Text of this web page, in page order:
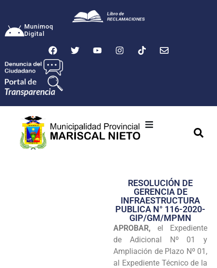
Munimoq
Digital
Transparencia
Seguridad
Programas
Intranet
RESOLUCIÓN DE
GERENCIA DE
INFRAESTRUCTURA
PUBLICA N° 116-2020-
GIP/GM/MPMN
APROBAR, el Expediente
de Adicional Nº 01 y
Ampliación de Plazo Nº 01,
al Expediente Técnico de la